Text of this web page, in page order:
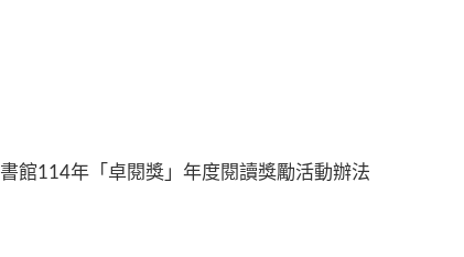
館114年「卓閱獎」年度閱讀獎勵活動辦法